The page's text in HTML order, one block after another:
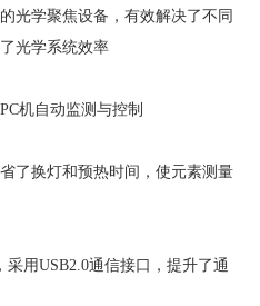
光学聚焦设备，有效解决了不同
光学系统效率
PC机自动监测与控制
了换灯和预热时间，使元素测量
采用USB2.0通信接口，提升了通